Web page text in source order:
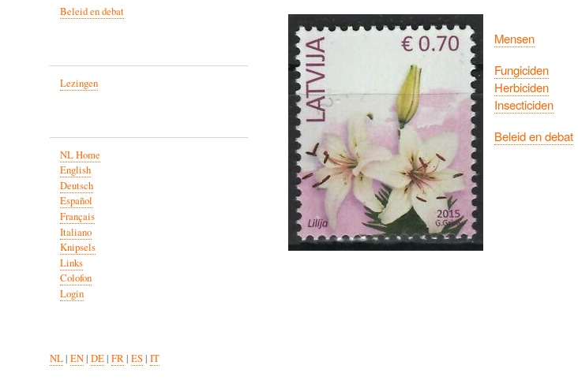
Mensen
Fungiciden
Herbiciden
Insecticiden
Beleid en debat
Beleid en debat
Lezingen
NL Home
English
Deutsch
Español
Français
Italiano
Knipsels
Links
Colofon
Login
NL| EN| DE| FR| ES| IT